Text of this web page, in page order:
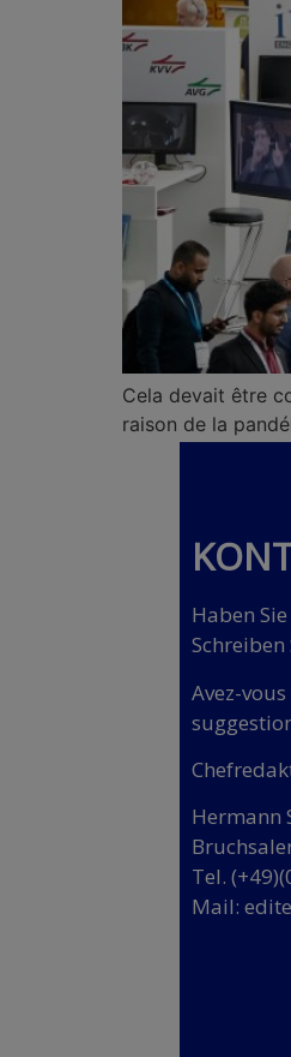
Cela devait être
raison de la
Haben
Schreiben
Avez-
Hermann
Tel.
Mail: